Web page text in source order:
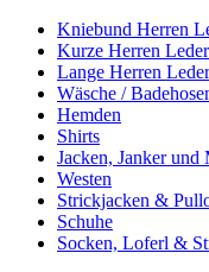
Kniebund Herren
Kurze Herren
Lange Herren
Wäsche /
Hemden
Shirts
Jacken, Janker und
Westen
Strickjacken &
Schuhe
Socken, Loferl &